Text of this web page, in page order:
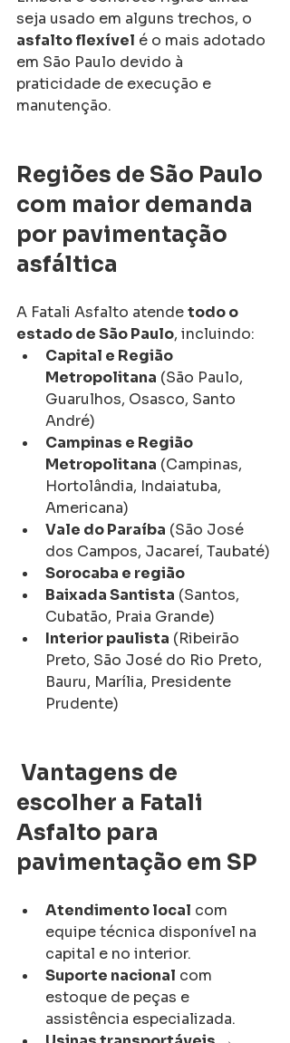
seja usado em alguns trechos, o
asfalto flexível é o mais adotado
em São Paulo devido à
praticidade de execução e
manutenção.
Regiões de São Paulo
com maior demanda
por pavimentação
asfáltica
A Fatali Asfalto atende todo o
estado de São Paulo, incluindo:
Capital e Região
Metropolitana (São Paulo,
Guarulhos, Osasco, Santo
André)
Campinas e Região
Metropolitana (Campinas,
Hortolândia, Indaiatuba,
Americana)
Vale do Paraíba (São José
dos Campos, Jacareí, Taubaté)
Sorocaba e região
Baixada Santista (Santos,
Cubatão, Praia Grande)
Interior paulista (Ribeirão
Preto, São José do Rio Preto,
Bauru, Marília, Presidente
Prudente)
Vantagens de
escolher a Fatali
Asfalto para
pavimentação em SP
Atendimento local com
equipe técnica disponível na
capital e no interior.
Suporte nacional com
estoque de peças e
assistência especializada.